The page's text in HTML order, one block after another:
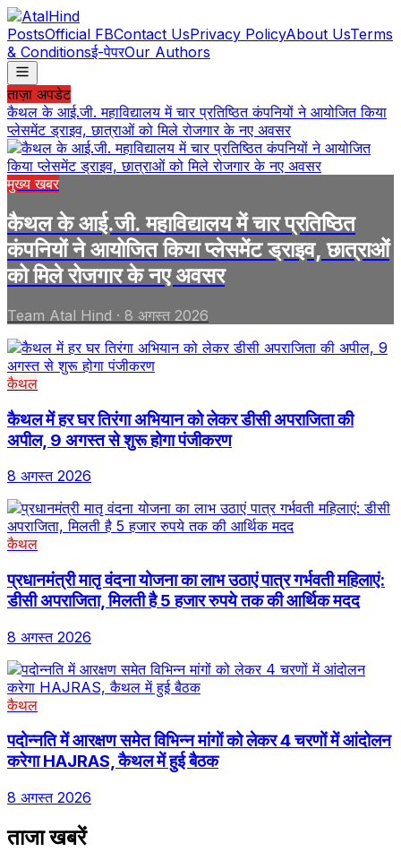
PostsOfficial FBContact UsPrivacy PolicyAbout UsTerms
& Conditionsई-पेपरOur Authors
ताज़ा अपडेट
कैथल के आई.जी. महाविद्यालय में चार प्रतिष्ठित कंपनियों ने आयोजित किया
प्लेसमेंट ड्राइव, छात्राओं को मिले रोजगार के नए अवसर
मुख्य खबर
कैथल के आई.जी. महाविद्यालय में चार प्रतिष्ठित
कंपनियों ने आयोजित किया प्लेसमेंट ड्राइव, छात्राओं
को मिले रोजगार के नए अवसर
Team Atal Hind · 8 अगस्त 2026
कैथल
कैथल में हर घर तिरंगा अभियान को लेकर डीसी अपराजिता की
अपील, 9 अगस्त से शुरू होगा पंजीकरण
8 अगस्त 2026
कैथल
प्रधानमंत्री मातृ वंदना योजना का लाभ उठाएं पात्र गर्भवती महिलाएं:
डीसी अपराजिता, मिलती है 5 हजार रुपये तक की आर्थिक मदद
8 अगस्त 2026
कैथल
पदोन्नति में आरक्षण समेत विभिन्न मांगों को लेकर 4 चरणों में आंदोलन
करेगा HAJRAS, कैथल में हुई बैठक
8 अगस्त 2026
ताजा खबरें